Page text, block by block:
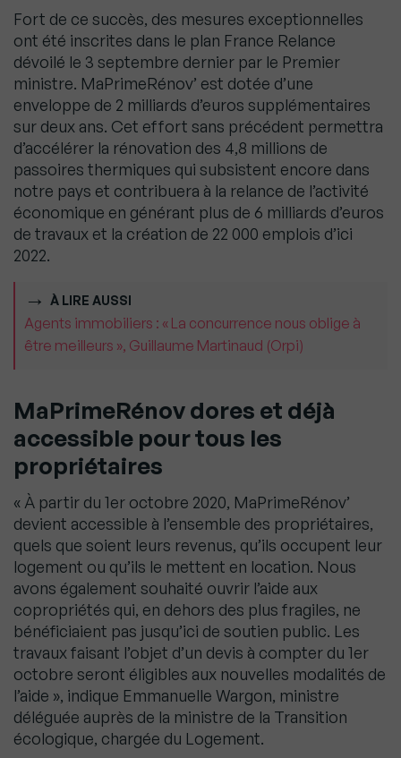
Fort de ce succès, des mesures exceptionnelles
ont été inscrites dans le plan France Relance
dévoilé le 3 septembre dernier par le Premier
ministre. MaPrimeRénov’ est dotée d’une
enveloppe de 2 milliards d’euros supplémentaires
sur deux ans. Cet effort sans précédent permettra
d’accélérer la rénovation des 4,8 millions de
passoires thermiques qui subsistent encore dans
notre pays et contribuera à la relance de l’activité
économique en générant plus de 6 milliards d’euros
de travaux et la création de 22 000 emplois d’ici
2022.
À LIRE AUSSI
Agents immobiliers : « La concurrence nous oblige à
être meilleurs », Guillaume Martinaud (Orpi)
MaPrimeRénov dores et déjà
accessible pour tous les
propriétaires
« À partir du 1er octobre 2020, MaPrimeRénov’
devient accessible à l’ensemble des propriétaires,
quels que soient leurs revenus, qu’ils occupent leur
logement ou qu’ils le mettent en location. Nous
avons également souhaité ouvrir l’aide aux
copropriétés qui, en dehors des plus fragiles, ne
bénéficiaient pas jusqu’ici de soutien public. Les
travaux faisant l’objet d’un devis à compter du 1er
octobre seront éligibles aux nouvelles modalités de
l’aide », indique Emmanuelle Wargon, ministre
déléguée auprès de la ministre de la Transition
écologique, chargée du Logement.